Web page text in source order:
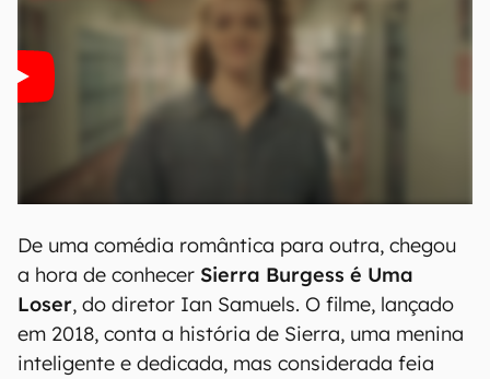
De uma comédia romântica para outra, chegou
a hora de conhecer Sierra Burgess é Uma
Loser, do diretor Ian Samuels. O filme, lançado
em 2018, conta a história de Sierra, uma menina
inteligente e dedicada, mas considerada feia